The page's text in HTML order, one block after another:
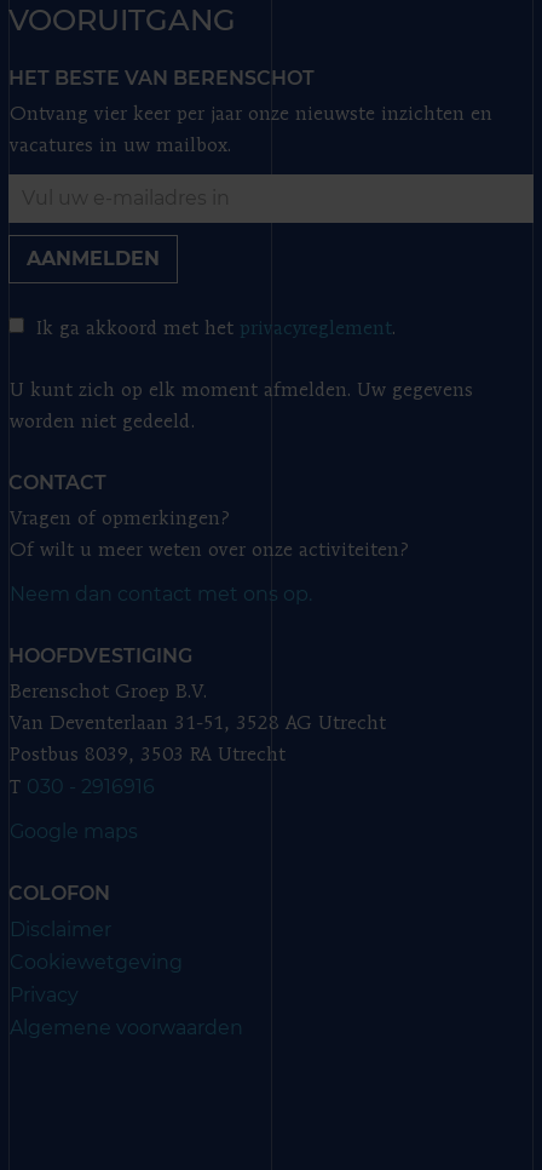
VOORUITGANG
HET BESTE VAN BERENSCHOT
Ontvang vier keer per jaar onze nieuwste inzichten en
vacatures in uw mailbox.
AANMELDEN
Ik ga akkoord met het privacyreglement.
U kunt zich op elk moment afmelden. Uw gegevens
worden niet gedeeld.
CONTACT
Vragen of opmerkingen?
Of wilt u meer weten over onze activiteiten?
Neem dan contact met ons op.
HOOFDVESTIGING
Berenschot Groep B.V.
Van Deventerlaan 31-51, 3528 AG Utrecht
Postbus 8039, 3503 RA Utrecht
T 030 - 2916916
Google maps
COLOFON
Disclaimer
Cookiewetgeving
Privacy
Algemene voorwaarden